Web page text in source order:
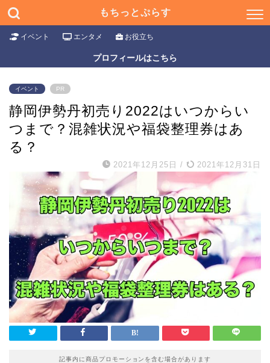
もちっとぷらす
イベント エンタメ お役立ち
プロフィールはこちら
イベント PR
静岡伊勢丹初売り2022はいつからい
つまで？混雑状況や福袋整理券はあ
る？
2021年12月25日 / 2021年12月31日
記事内に商品プロモーションを含む場合があります